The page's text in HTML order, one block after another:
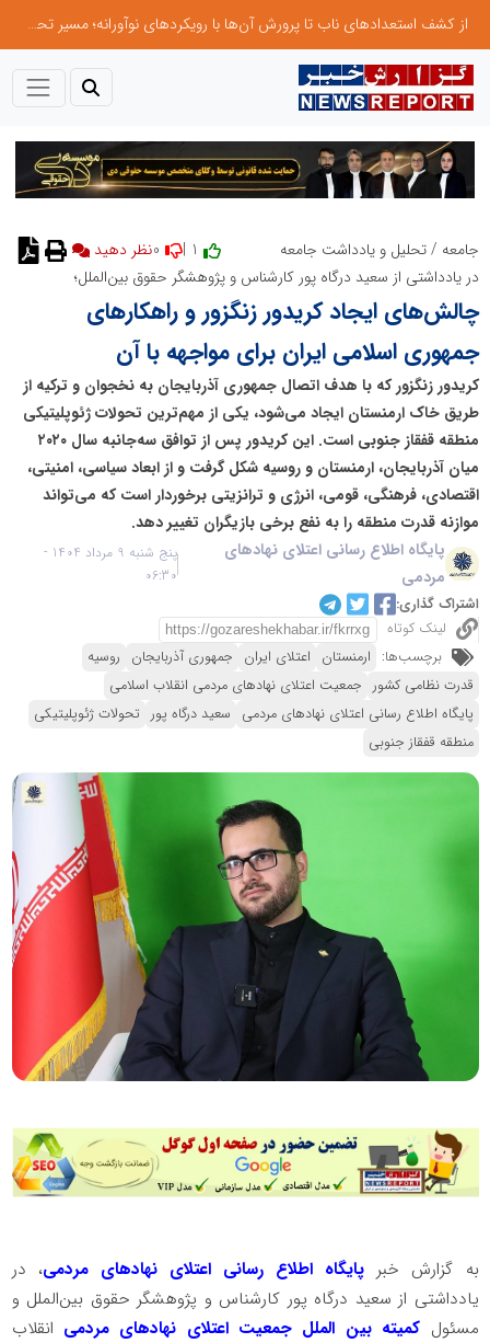
از کشف استعدادهای ناب تا پرورش آن‌ها با رویکردهای نوآورانه؛ مسیر تحول‌آفرین شنای ایران در سطح جهانی
جامعه / تحلیل و یادداشت جامعه
نظر دهید
در یادداشتی از سعید درگاه پور کارشناس و پژوهشگر حقوق بین‌الملل؛
چالش‌های ایجاد کریدور زنگزور و راهکارهای
جمهوری اسلامی ایران برای مواجهه با آن
کریدور زنگزور که با هدف اتصال جمهوری آذربایجان به نخجوان و ترکیه از
طریق خاک ارمنستان ایجاد می‌شود، یکی از مهم‌ترین تحولات ژئوپلیتیکی
منطقه قفقاز جنوبی است. این کریدور پس از توافق سه‌جانبه سال ۲۰۲۰
میان آذربایجان، ارمنستان و روسیه شکل گرفت و از ابعاد سیاسی، امنیتی،
اقتصادی، فرهنگی، قومی، انرژی و ترانزیتی برخوردار است که می‌تواند
موازنه قدرت منطقه را به نفع برخی بازیگران تغییر دهد.
پایگاه اطلاع رسانی اعتلای نهادهای
مردمی
پنج شنبه 9 مرداد 1404 -
06:30
اشتراک گذاری:
لینک کوتاه
برچسب‌ها: ارمنستان اعتلای ایران جمهوری آذربایجان روسیه
قدرت نظامی کشور جمعیت اعتلای نهادهای مردمی انقلاب اسلامی
پایگاه اطلاع رسانی اعتلای نهادهای مردمی سعید درگاه پور تحولات ژئوپلیتیکی
منطقه قفقاز جنوبی
به گزارش خبر پایگاه اطلاع رسانی اعتلای نهادهای مردمی، در
یادداشتی از سعید درگاه پور کارشناس و پژوهشگر حقوق بین‌الملل و
مسئول کمیته بین الملل جمعیت اعتلای نهادهای مردمی انقلاب